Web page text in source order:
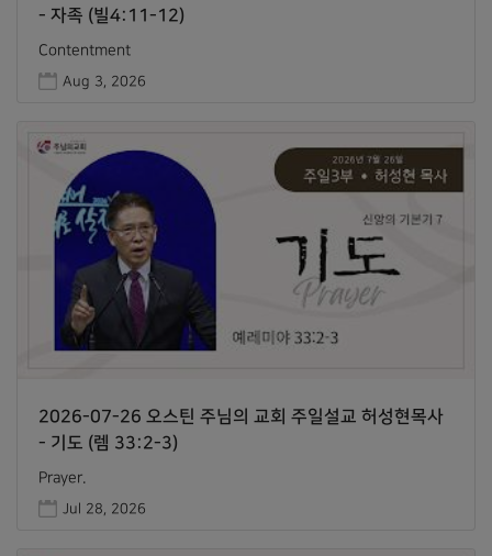
- 자족 (빌4:11-12)
Contentment
Aug 3, 2026
2026-07-26 오스틴 주님의 교회 주일설교 허성현목사
- 기도 (렘 33:2-3)
Prayer.
Jul 28, 2026